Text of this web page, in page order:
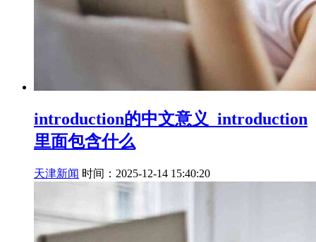
introduction的中文意义_introduction
里面包含什么
天津新闻 时间：2025-12-14 15:40:20